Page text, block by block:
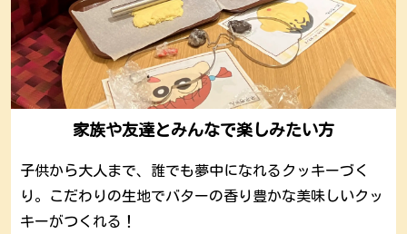
家族や友達とみんなで楽しみたい方
子供から大人まで、誰でも夢中になれるクッキーづく
り。こだわりの生地でバターの香り豊かな美味しいクッ
キーがつくれる！